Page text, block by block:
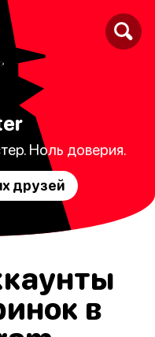
Ноль доверия.
друзей
в